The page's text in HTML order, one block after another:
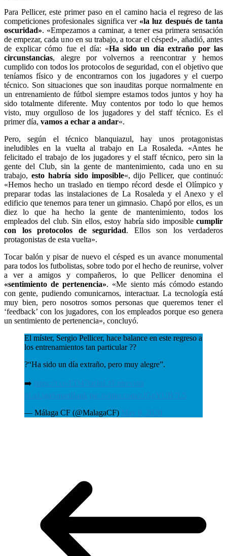
Para Pellicer, este primer paso en el camino hacia el regreso de las
competiciones profesionales significa ver «la luz después de tanta
oscuridad». «Empezamos a caminar, a tener esa primera sensación
de empezar, cada uno en su trabajo, a tocar el césped», añadió, antes
de explicar cómo fue el día: «Ha sido un día extraño por las
circunstancias, alegre por volvernos a reencontrar y hemos
cumplido con todos los protocolos de seguridad, con el objetivo que
teníamos físico y de encontrarnos con los jugadores y el cuerpo
técnico. Son situaciones que son inauditas porque normalmente en
un entrenamiento de fútbol siempre estamos todos juntos y hoy ha
sido totalmente diferente. Muy contentos por todo lo que hemos
visto, muy orgulloso de los jugadores y del staff técnico. Es el
primer día, vamos a echar a andar«.
Pero, según el técnico blanquiazul, hay unos protagonistas
ineludibles en la vuelta al trabajo en La Rosaleda. «Antes he
felicitado el trabajo de los jugadores y el staff técnico, pero sin la
gente del Club, sin la gente de mantenimiento, cada uno en su
trabajo, esto habría sido imposible«, dijo Pellicer, que continuó:
«Hemos hecho un traslado en tiempo récord desde el Olímpico y
preparar todas las instalaciones de La Rosaleda y el Anexo y el
edificio que tenemos para tener un gimnasio. Chapó por ellos, es un
diez lo que ha hecho la gente de mantenimiento, todos los
empleados del club. Sin ellos, estoy habría sido imposible cumplir
con los protocolos de seguridad. Ellos son los verdaderos
protagonistas de esta vuelta».
Tocar balón y pisar de nuevo el césped es un avance monumental
para todos los futbolistas, sobre todo por el hecho de reunirse, volver
a ver a amigos y compañeros, lo que Pellicer denomina el
«sentimiento de pertenencia». «Me siento más cómodo estando
con gente, pudiendo comunicarnos, interactuar. La tecnología está
muy bien, pero nosotros somos personas que queremos tener el
‘feedback’ con los jugadores, con los empleados porque eso genera
un sentimiento de pertenencia», concluyó.
El míster, Sergio Pellicer, hace balance en este regreso a
los entrenamientos tan particular ??
?️“Ha sido un día extraño, pero muy alegre”.
➡️ https://t.co/ED47tatJnL#Entrevista
#LaLigaSmartBank pic.twitter.com/zJGpYUB7L5
— Málaga CF (@MalagaCF) May 9, 2020